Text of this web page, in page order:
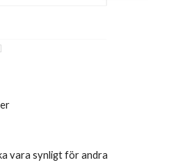
vara synligt för andra